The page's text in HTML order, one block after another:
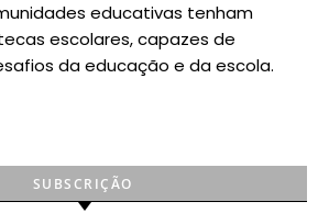
educativas tenham
escolares, capazes de
da educação e da escola.
SUBSCRIÇÃO